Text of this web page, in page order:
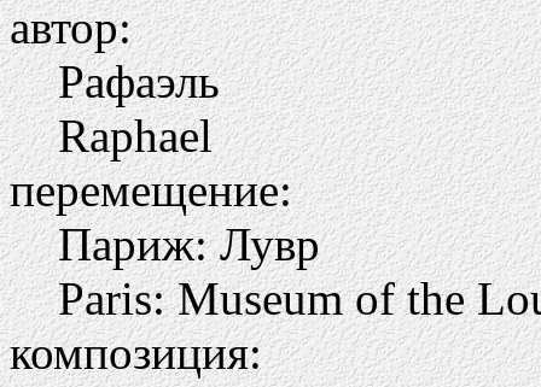
автор:
Рафаэль
Raphael
перемещение:
Париж: Лувр
Paris: Museum of the
композиция: